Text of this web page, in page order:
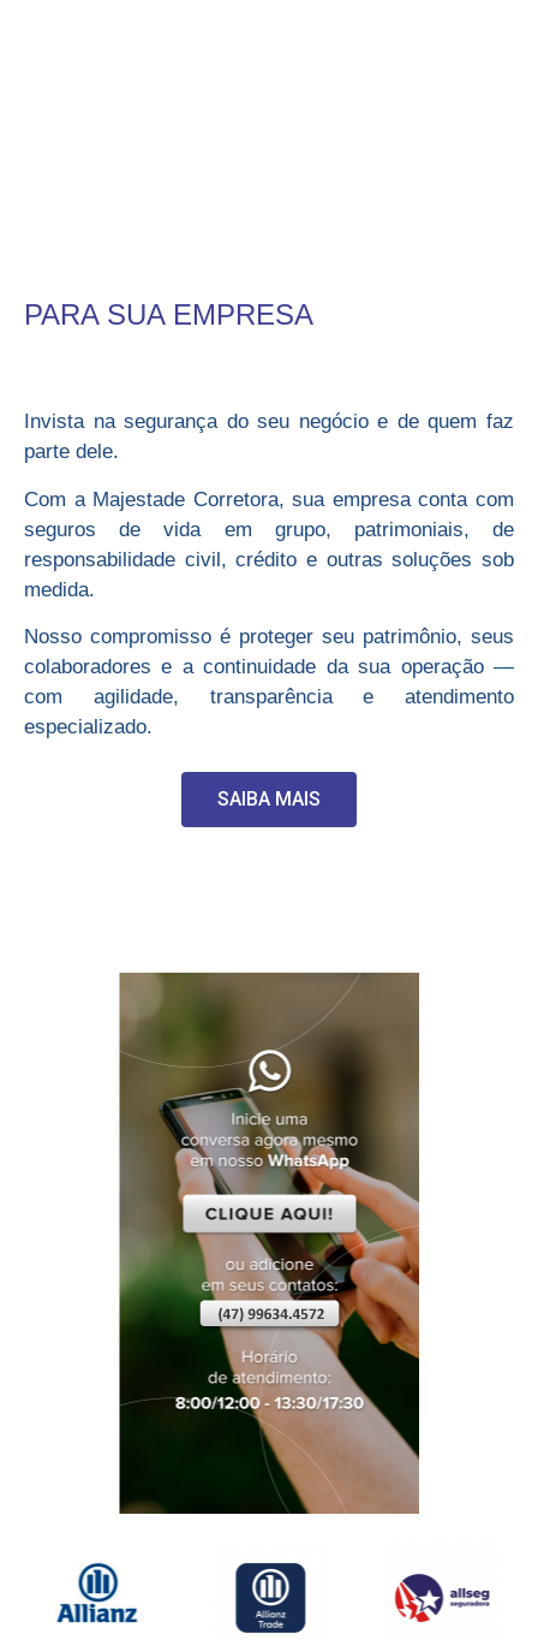
PARA SUA EMPRESA
Invista na segurança do seu negócio e de quem faz
parte dele.
Com a Majestade Corretora, sua empresa conta com
seguros de vida em grupo, patrimoniais, de
responsabilidade civil, crédito e outras soluções sob
medida.
Nosso compromisso é proteger seu patrimônio, seus
colaboradores e a continuidade da sua operação —
com agilidade, transparência e atendimento
especializado.
SAIBA MAIS